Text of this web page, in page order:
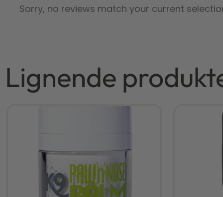
Sorry, no reviews match your current
Lignende